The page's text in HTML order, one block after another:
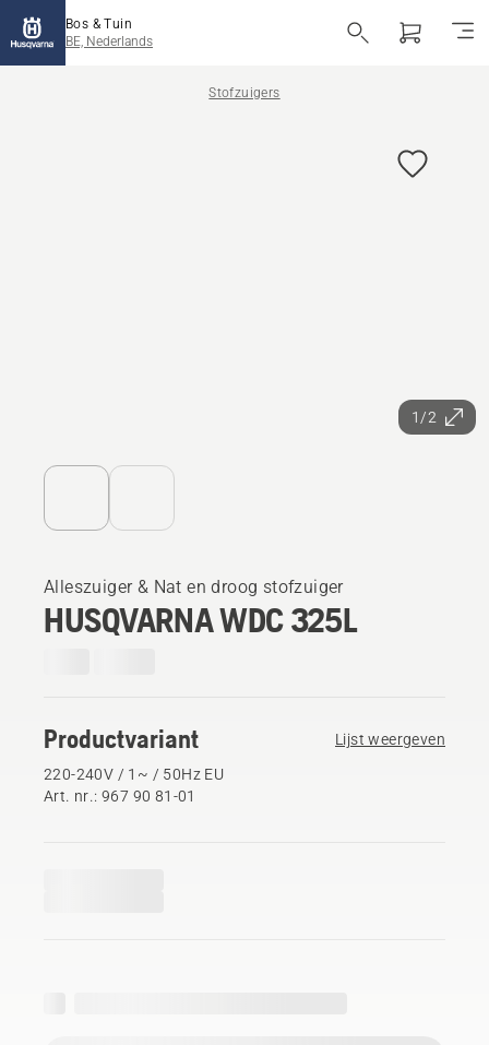
Bos & Tuin
BE, Nederlands
Stofzuigers
1/2
Alleszuiger & Nat en droog stofzuiger
HUSQVARNA WDC 325L
Productvariant
Lijst weergeven
220-240V / 1~ / 50Hz EU
Art. nr.: 967 90 81‑01